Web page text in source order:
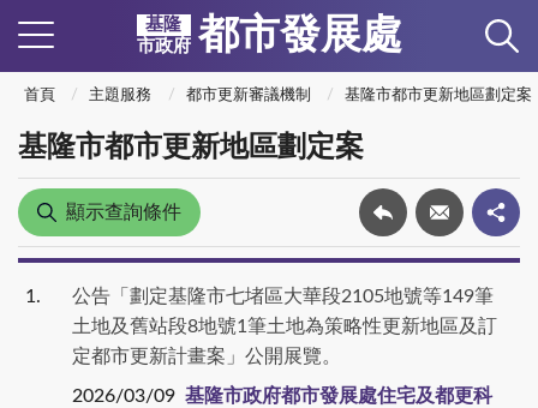
基隆
市政府 都市發展處
首頁 主題服務 都市更新審議機制 基隆市都市更新地區劃定案
基隆市都市更新地區劃定案
顯示查詢條件
1
公告「劃定基隆市七堵區大華段2105地號等149筆
土地及舊站段8地號1筆土地為策略性更新地區及訂
定都市更新計畫案」公開展覽。
2026/03/09 基隆市政府都市發展處住宅及都更科